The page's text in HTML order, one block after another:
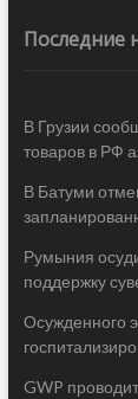
Последние
В Грузии
товаров в РФ
В Батуми
Румыния
поддержку
Осужденного
GWP